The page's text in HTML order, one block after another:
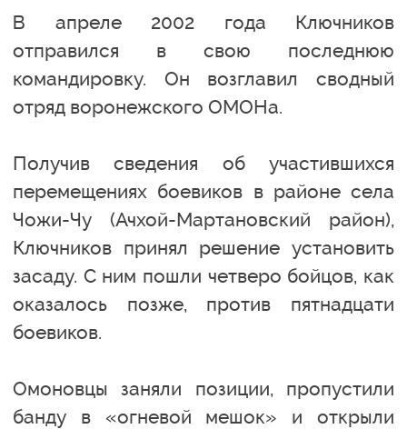
В апреле 2002 года Ключников
отправился в свою последнюю
командировку. Он возглавил сводный
отряд воронежского ОМОНа.
Получив сведения об участившихся
перемещениях боевиков в районе села
Чожи-Чу (Ачхой-Мартановский район),
Ключников принял решение установить
засаду. С ним пошли четверо бойцов, как
оказалось позже, против пятнадцати
боевиков.
Омоновцы заняли позиции, пропустили
банду в «огневой мешок» и открыли